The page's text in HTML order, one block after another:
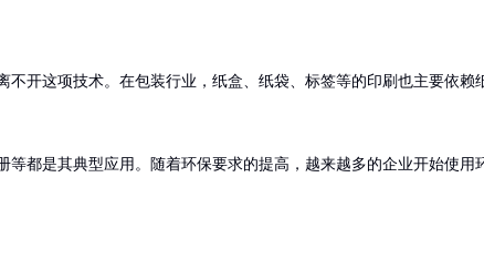
不开这项技术。在包装行业，纸盒、纸袋、标签等的印刷也主要依赖
都是其典型应用。随着环保要求的提高，越来越多的企业开始使用